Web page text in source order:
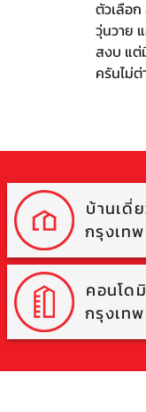
ตัวเลือ
วุ่นวาย
สงบ แต่
ครันไม่ต่
บ้านเดี่
กรุงเท
คอนโด
กรุงเท